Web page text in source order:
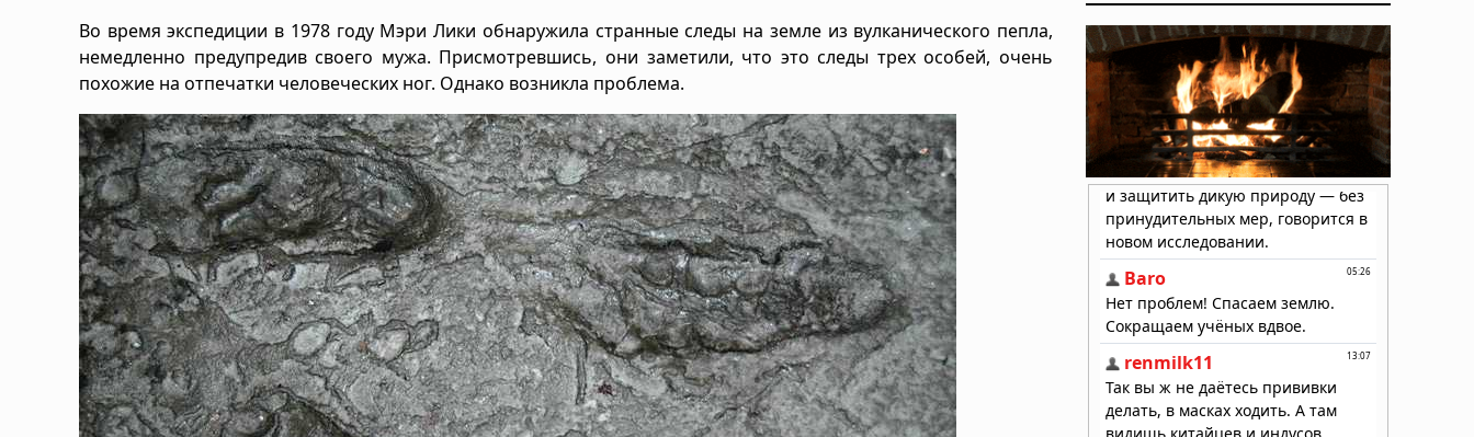
Во время экспедиции в 1978 году Мэри Лики обнаружила странные следы на земле из вулканического пепла,
немедленно предупредив своего мужа. Присмотревшись, они заметили, что это следы трех особей, очень
похожие на отпечатки человеческих ног. Однако возникла проблема.